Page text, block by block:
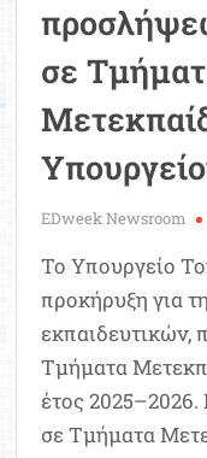
σε
EDweek Newsroom
Το Υπουργείο
προκήρυξη για
εκπαιδευτικών,
Τμήματα
έτος
σε Τμήματα